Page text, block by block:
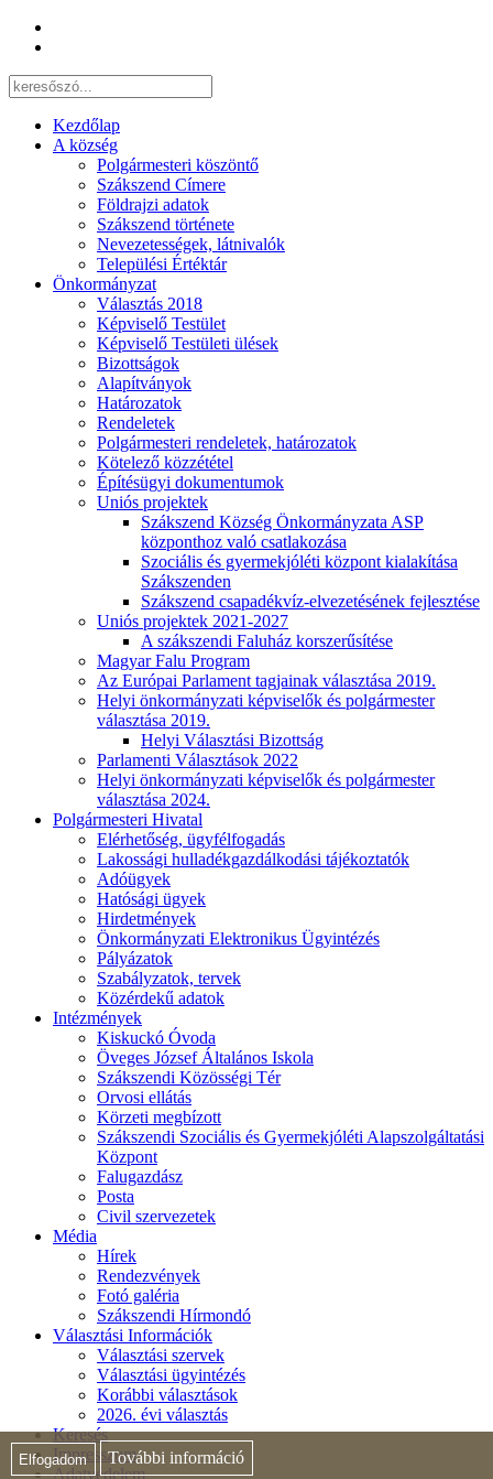
Elfogadom További információ
Kezdőlap
A község
Polgármesteri köszöntő
Szákszend Címere
Földrajzi adatok
Szákszend története
Nevezetességek, látnivalók
Települési Értéktár
Önkormányzat
Választás 2018
Képviselő Testület
Képviselő Testületi ülések
Bizottságok
Alapítványok
Határozatok
Rendeletek
Polgármesteri rendeletek, határozatok
Kötelező közzététel
Építésügyi dokumentumok
Uniós projektek
Szákszend Község Önkormányzata ASP
központhoz való csatlakozása
Szociális és gyermekjóléti központ kialakítása
Szákszenden
Szákszend csapadékvíz-elvezetésének fejlesztése
Uniós projektek 2021-2027
A szákszendi Faluház korszerűsítése
Magyar Falu Program
Az Európai Parlament tagjainak választása 2019.
Helyi önkormányzati képviselők és polgármester
választása 2019.
Helyi Választási Bizottság
Parlamenti Választások 2022
Helyi önkormányzati képviselők és polgármester
választása 2024.
Polgármesteri Hivatal
Elérhetőség, ügyfélfogadás
Lakossági hulladékgazdálkodási tájékoztatók
Adóügyek
Hatósági ügyek
Hirdetmények
Önkormányzati Elektronikus Ügyintézés
Pályázatok
Szabályzatok, tervek
Közérdekű adatok
Intézmények
Kiskuckó Óvoda
Öveges József Általános Iskola
Szákszendi Közösségi Tér
Orvosi ellátás
Körzeti megbízott
Szákszendi Szociális és Gyermekjóléti Alapszolgáltatási
Központ
Falugazdász
Posta
Civil szervezetek
Média
Hírek
Rendezvények
Fotó galéria
Szákszendi Hírmondó
Választási Információk
Választási szervek
Választási ügyintézés
Korábbi választások
2026. évi választás
Keresés
Impresszum
Adatvédelem